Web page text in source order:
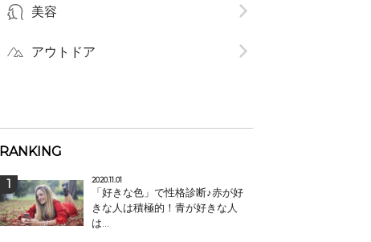
美容
アウトドア
RANKING
2020.11.01
「好きな色」で性格診断♪赤が好
きな人は積極的！青が好きな人
は...